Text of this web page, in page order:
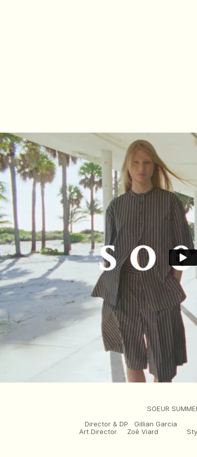
elit. Aliquam fringilla massa massa, sit amet molestie
vestibulum elit, eget volutpat elit ipsum id ante. Morbi
eu velit. In non quam eu odio molestie consectetur
tortor. Proin tempus mauris lacus, sollicitudin
mi. Vestibulum et enim ligula. Nam sit amet faucibus
SOEUR
Director & DP Gillian
Art Director Zoé Viard